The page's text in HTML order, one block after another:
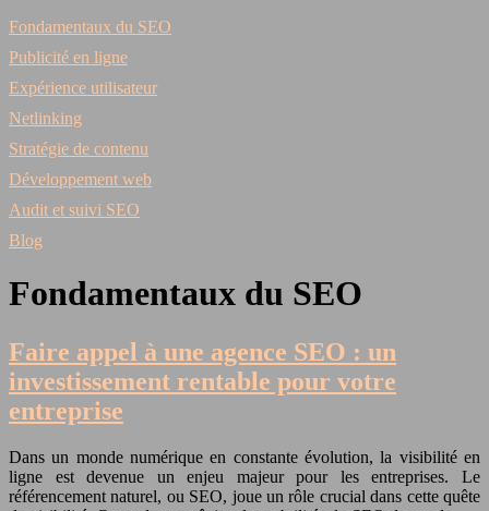
Fondamentaux du SEO
Publicité en ligne
Expérience utilisateur
Netlinking
Stratégie de contenu
Développement web
Audit et suivi SEO
Blog
Fondamentaux du SEO
Faire appel à une agence SEO : un
investissement rentable pour votre
entreprise
Dans un monde numérique en constante évolution, la visibilité en
ligne est devenue un enjeu majeur pour les entreprises. Le
référencement naturel, ou SEO, joue un rôle crucial dans cette quête